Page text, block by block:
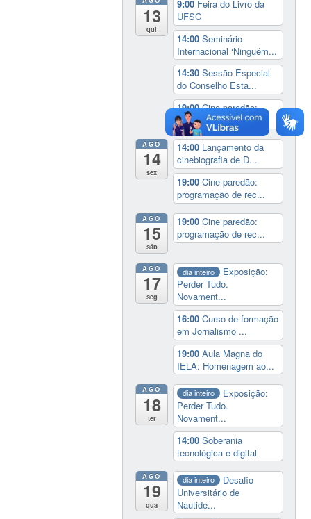
13
qui
9:00 Feira do Livro da
UFSC
14:00Seminário
Internacional ‘Ninguém...
14:30Sessão Especial
do Conselho Esta...
19:00Cine paredão:
programação de rec...
AGO
14
sex
14:00 Lançamento da
cinebiografia de D...
19:00Cine paredão:
programação de rec...
AGO
15
sáb
19:00Cine paredão:
programação de rec...
AGO
17
seg
dia inteiro
Exposição:
Perder Tudo.
Novament...
16:00Curso de formação
em Jornalismo ...
19:00Aula Magna do
IELA: Homenagem ao...
AGO
18
ter
dia inteiro
Exposição:
Perder Tudo.
Novament...
14:00Soberania
tecnológica e digital
AGO
19
qua
dia inteiro
Desafio
Universitário de
Nautide...